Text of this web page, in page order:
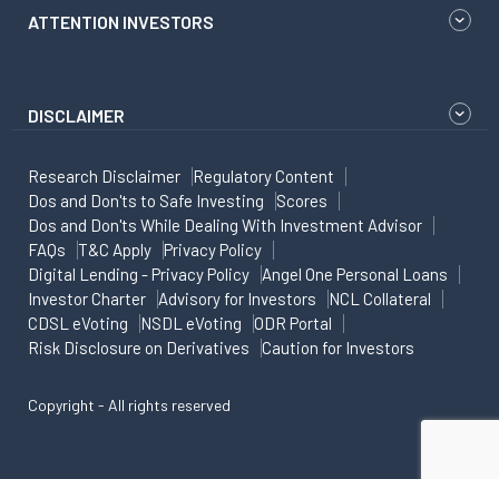
ATTENTION INVESTORS
DISCLAIMER
Research Disclaimer
Regulatory Content
Dos and Don'ts to Safe Investing
Scores
Dos and Don'ts While Dealing With Investment Advisor
FAQs
T&C Apply
Privacy Policy
Digital Lending - Privacy Policy
Angel One Personal Loans
Investor Charter
Advisory for Investors
NCL Collateral
CDSL eVoting
NSDL eVoting
ODR Portal
Risk Disclosure on Derivatives
Caution for Investors
Copyright - All rights reserved